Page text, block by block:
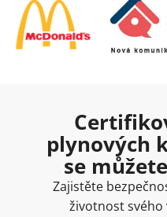
plynových
se
Zajistěte
životnost svého